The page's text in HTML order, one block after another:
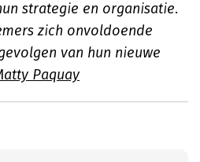
strategie en organisatie.
zich onvoldoende
van hun nieuwe
Paquay